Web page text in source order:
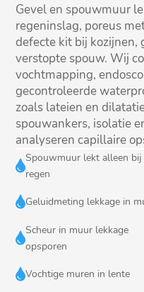
Gevel en spouwmuur
regeninslag, poreus
defecte kit bij kozijnen,
verstopte spouw.​ Wij
vochtmapping,
gecontroleerde
zoals lateien en
spouwankers, isolatie
analyseren capillaire

Spouwmuur lekt alleen bij
regen
Geluidmeting lekkage in

Scheur in muur lekkage
opsporen
Vochtige muren in lente